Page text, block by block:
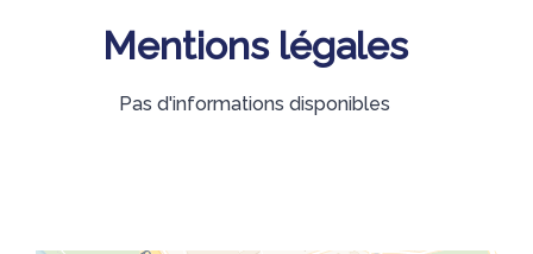
Mentions légales
Pas d'informations disponibles